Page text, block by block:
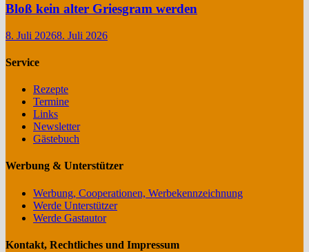
Bloß kein alter Griesgram werden
8. Juli 20268. Juli 2026
Service
Rezepte
Termine
Links
Newsletter
Gästebuch
Werbung & Unterstützer
Werbung, Cooperationen, Werbekennzeichnung
Werde Unterstützer
Werde Gastautor
Kontakt, Rechtliches und Impressum